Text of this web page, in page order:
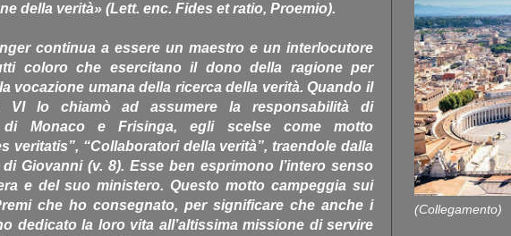
della verità» (Lett. enc. Fides et ratio, Proemio).
continua a essere un maestro e un interlocutore
coloro che esercitano il dono della ragione per
vocazione umana della ricerca della verità. Quando il
VI lo chiamò ad assumere la responsabilità di
di Monaco e Frisinga, egli scelse come motto
veritatis”, “Collaboratori della verità”, traendole dalla
di Giovanni (v. 8). Esse ben esprimono l’intero senso
e del suo ministero. Questo motto campeggia sui
che ho consegnato, per significare che anche i
dedicato la loro vita all’altissima missione di servire
(Collegamento)